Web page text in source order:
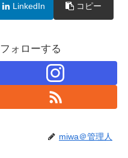
LinkedIn コピー
ォローする
miwa＠管理人